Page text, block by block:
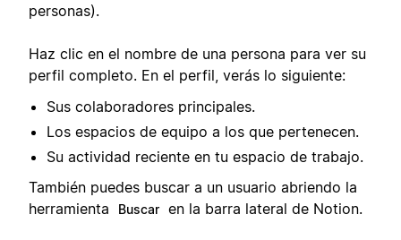
personas).
Haz clic en el nombre de una persona para ver su
perfil completo. En el perfil, verás lo siguiente:
Sus colaboradores principales.
Los espacios de equipo a los que pertenecen.
Su actividad reciente en tu espacio de trabajo.
También puedes buscar a un usuario abriendo la
herramienta
Buscar en la barra lateral de Notion.